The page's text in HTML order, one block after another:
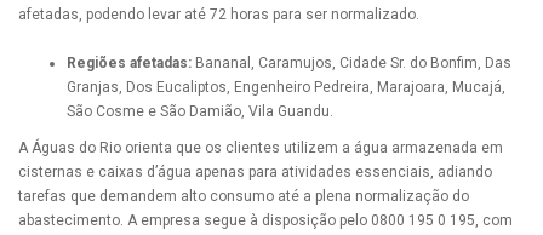
afetadas, podendo levar até 72 horas para ser normalizado.
Regiões afetadas: Bananal, Caramujos, Cidade Sr. do Bonfim, Das
Granjas, Dos Eucaliptos, Engenheiro Pedreira, Marajoara, Mucajá,
São Cosme e São Damião, Vila Guandu.
A Águas do Rio orienta que os clientes utilizem a água armazenada em
cisternas e caixas d’água apenas para atividades essenciais, adiando
tarefas que demandem alto consumo até a plena normalização do
abastecimento. A empresa segue à disposição pelo 0800 195 0 195, com